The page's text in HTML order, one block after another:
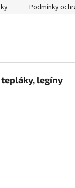
Podmínky
legíny